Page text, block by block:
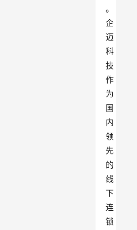
。
企
迈
科
技
作
为
国
内
领
先
的
线
下
连
锁